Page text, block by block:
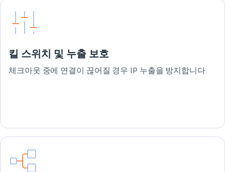
킬 스위치 및 누출 보호
체크아웃 중에 연결이 끊어질 경우 IP 누출을 방지합니다.